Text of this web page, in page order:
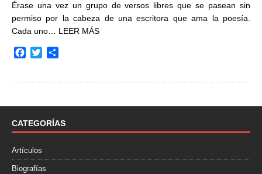
Érase una vez un grupo de versos libres que se pasean sin
permiso por la cabeza de una escritora que ama la poesía.
Cada uno… LEER MÁS
o
k
r
t
i
CATEGORÍAS
Artículos
Biografías